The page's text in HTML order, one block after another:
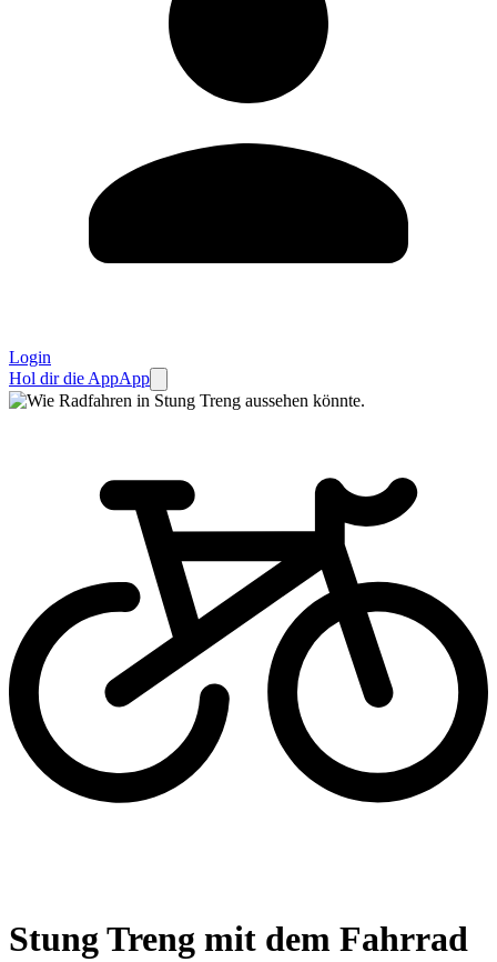
Login
Hol dir die AppApp
Stung Treng mit dem Fahrrad